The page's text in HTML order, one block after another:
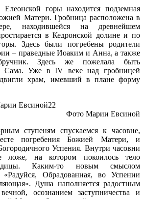
горы находится подземная
Матери. Гробница расположена в
находившейся на древнейшем
в Кедронской долине и по
Здесь были погребены родители
– праведные Иоаким и Анна, а также
Здесь же пожелала быть
Сама. Уже в IV веке над гробницей
храм, имевший в плане форму
Фото Марии Евсиной
ступеням спускаемся к часовне,
погребения Божией Матери, и
Успения. Внутри часовни
ложе, на котором покоилось тело
Каким-то новым смыслом
«Радуйся, Обрадованная, во Успении
Душа наполняется радостным
осознанием заступничества и